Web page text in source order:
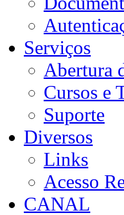
Serviços
Abertura
Cursos e
Suporte
Diversos
Links
Acesso
CANAL